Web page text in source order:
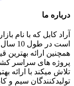
درباره ما
آراد کابل که با نام
است
همچنین ارائه
پروژه های سراسر
تلاش میکند با ارائه
تولیدکنندگان سیم و